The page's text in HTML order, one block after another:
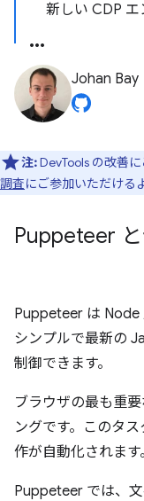
新しい CDP エ
Johan Bay
注:DevTools の改善
調査にご参加いただける
Puppeteer
Puppeteer は Node
シンプルで最新の
制御できます。
ブラウザの最も重
ングです。このタ
作が自動化されます。
Puppeteer では、